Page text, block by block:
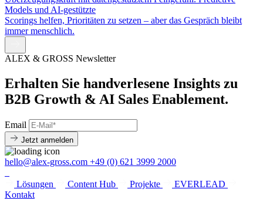
Models und AI-gestützte
Scorings helfen, Prioritäten zu setzen – aber das Gespräch bleibt
immer menschlich.
ALEX & GROSS Newsletter
Erhalten Sie handverlesene Insights zu
B2B Growth & AI Sales Enablement.
Email
Jetzt anmelden
hello@alex-gross.com +49 (0) 621 3999 2000
Lösungen Content Hub Projekte
EVERLEAD
Kontakt